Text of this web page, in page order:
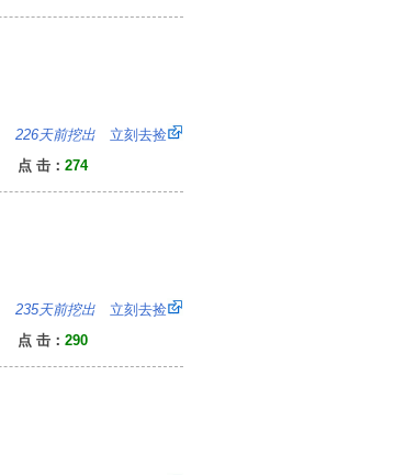
226天前挖出 立刻去捡
点 击： 274
235天前挖出 立刻去捡
点 击： 290